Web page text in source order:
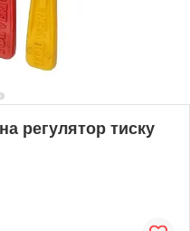
регулятор тиску